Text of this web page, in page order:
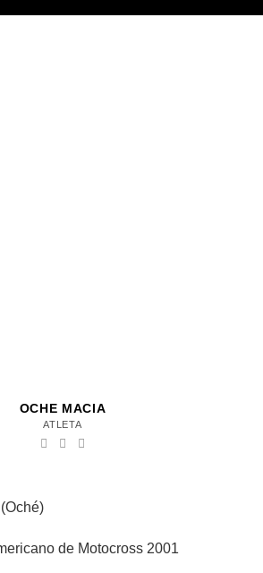
OCHE MACIA
ATLETA
de Motocross 2001